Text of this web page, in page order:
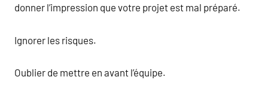
donner l’impression que votre projet est mal préparé.
Ignorer les risques.
Oublier de mettre en avant l’équipe.